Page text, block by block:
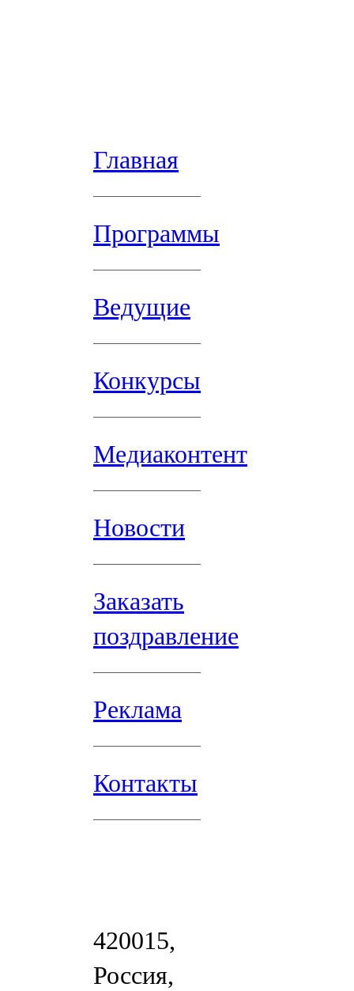
Главная
Программы
Ведущие
Конкурсы
Медиаконтент
Новости
Заказать
поздравление
Реклама
Контакты
420015,
Россия,